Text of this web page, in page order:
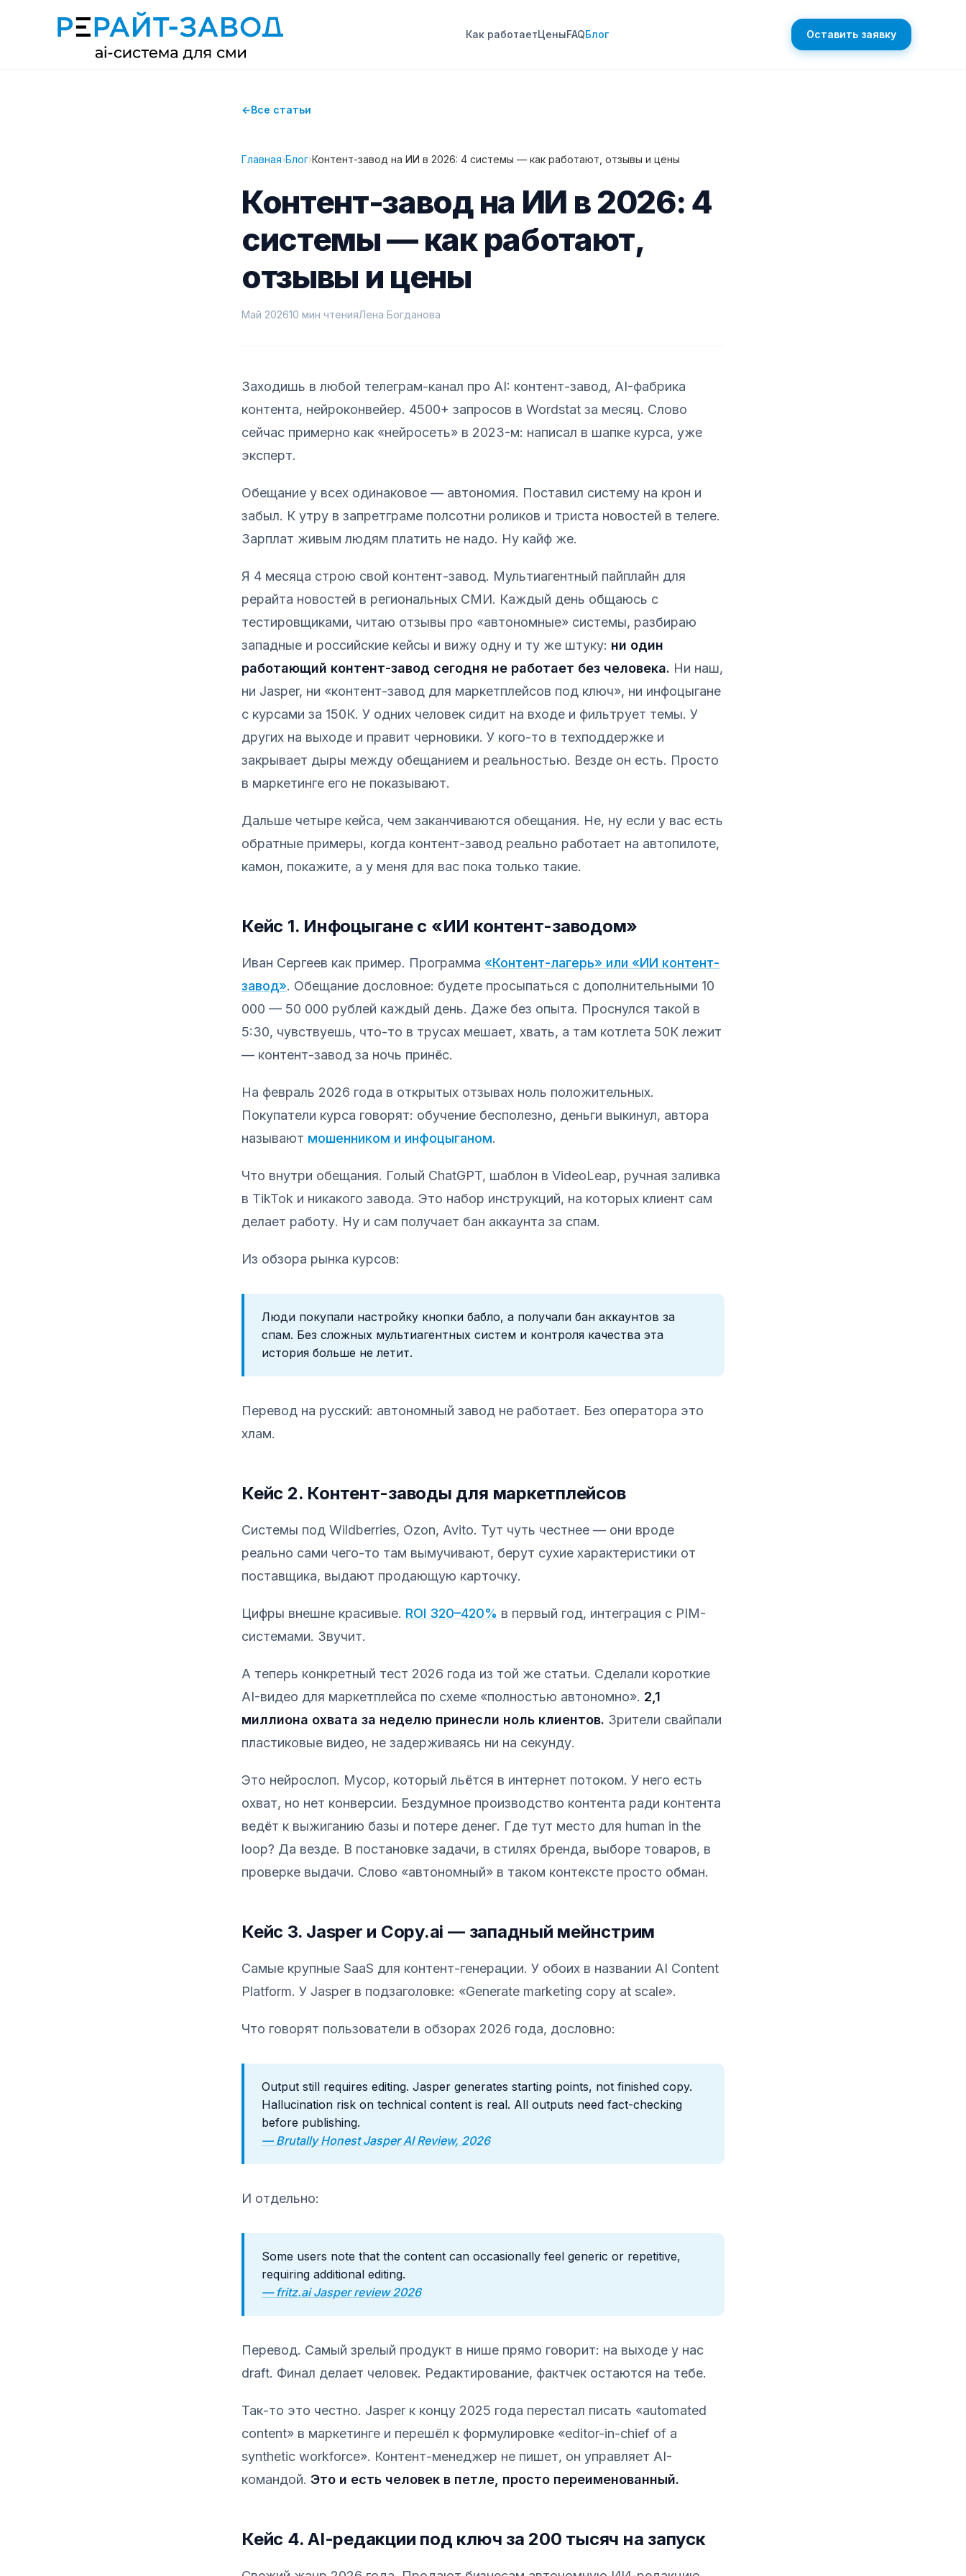
Как работаетЦеныFAQБлог Оставить заявку
Все статьи
Главная›Блог›Контент-завод на ИИ в 2026: 4 системы — как работают, отзывы и цены
Контент-завод на ИИ в 2026: 4
системы — как работают,
отзывы и цены
Май 202610 мин чтенияЛена Богданова
Заходишь в любой телеграм-канал про AI: контент-завод, AI-фабрика
контента, нейроконвейер. 4500+ запросов в Wordstat за месяц. Слово
сейчас примерно как «нейросеть» в 2023-м: написал в шапке курса, уже
эксперт.
Обещание у всех одинаковое — автономия. Поставил систему на крон и
забыл. К утру в запретграме полсотни роликов и триста новостей в телеге.
Зарплат живым людям платить не надо. Ну кайф же.
Я 4 месяца строю свой контент-завод. Мультиагентный пайплайн для
рерайта новостей в региональных СМИ. Каждый день общаюсь с
тестировщиками, читаю отзывы про «автономные» системы, разбираю
западные и российские кейсы и вижу одну и ту же штуку: ни один
работающий контент-завод сегодня не работает без человека. Ни наш,
ни Jasper, ни «контент-завод для маркетплейсов под ключ», ни инфоцыгане
с курсами за 150К. У одних человек сидит на входе и фильтрует темы. У
других на выходе и правит черновики. У кого-то в техподдержке и
закрывает дыры между обещанием и реальностью. Везде он есть. Просто
в маркетинге его не показывают.
Дальше четыре кейса, чем заканчиваются обещания. Не, ну если у вас есть
обратные примеры, когда контент-завод реально работает на автопилоте,
камон, покажите, а у меня для вас пока только такие.
Кейс 1. Инфоцыгане с «ИИ контент-заводом»
Иван Сергеев как пример. Программа «Контент-лагерь» или «ИИ контент-
завод». Обещание дословное: будете просыпаться с дополнительными 10
000 — 50 000 рублей каждый день. Даже без опыта. Проснулся такой в
5:30, чувствуешь, что-то в трусах мешает, хвать, а там котлета 50К лежит
— контент-завод за ночь принёс.
На февраль 2026 года в открытых отзывах ноль положительных.
Покупатели курса говорят: обучение бесполезно, деньги выкинул, автора
называют мошенником и инфоцыганом.
Что внутри обещания. Голый ChatGPT, шаблон в VideoLeap, ручная заливка
в TikTok и никакого завода. Это набор инструкций, на которых клиент сам
делает работу. Ну и сам получает бан аккаунта за спам.
Из обзора рынка курсов:
Люди покупали настройку кнопки бабло, а получали бан аккаунтов за
спам. Без сложных мультиагентных систем и контроля качества эта
история больше не летит.
Перевод на русский: автономный завод не работает. Без оператора это
хлам.
Кейс 2. Контент-заводы для маркетплейсов
Системы под Wildberries, Ozon, Avito. Тут чуть честнее — они вроде
реально сами чего-то там вымучивают, берут сухие характеристики от
поставщика, выдают продающую карточку.
Цифры внешне красивые. ROI 320–420% в первый год, интеграция с PIM-
системами. Звучит.
А теперь конкретный тест 2026 года из той же статьи. Сделали короткие
AI-видео для маркетплейса по схеме «полностью автономно». 2,1
миллиона охвата за неделю принесли ноль клиентов. Зрители свайпали
пластиковые видео, не задерживаясь ни на секунду.
Это нейрослоп. Мусор, который льётся в интернет потоком. У него есть
охват, но нет конверсии. Бездумное производство контента ради контента
ведёт к выжиганию базы и потере денег. Где тут место для human in the
loop? Да везде. В постановке задачи, в стилях бренда, выборе товаров, в
проверке выдачи. Слово «автономный» в таком контексте просто обман.
Кейс 3. Jasper и Copy.ai — западный мейнстрим
Самые крупные SaaS для контент-генерации. У обоих в названии AI Content
Platform. У Jasper в подзаголовке: «Generate marketing copy at scale».
Что говорят пользователи в обзорах 2026 года, дословно:
Output still requires editing. Jasper generates starting points, not finished copy.
Hallucination risk on technical content is real. All outputs need fact-checking
before publishing.
— Brutally Honest Jasper AI Review, 2026
И отдельно:
Some users note that the content can occasionally feel generic or repetitive,
requiring additional editing.
— fritz.ai Jasper review 2026
Перевод. Самый зрелый продукт в нише прямо говорит: на выходе у нас
draft. Финал делает человек. Редактирование, фактчек остаются на тебе.
Так-то это честно. Jasper к концу 2025 года перестал писать «automated
content» в маркетинге и перешёл к формулировке «editor-in-chief of a
synthetic workforce». Контент-менеджер не пишет, он управляет AI-
командой. Это и есть человек в петле, просто переименованный.
Кейс 4. AI-редакции под ключ за 200 тысяч на запуск